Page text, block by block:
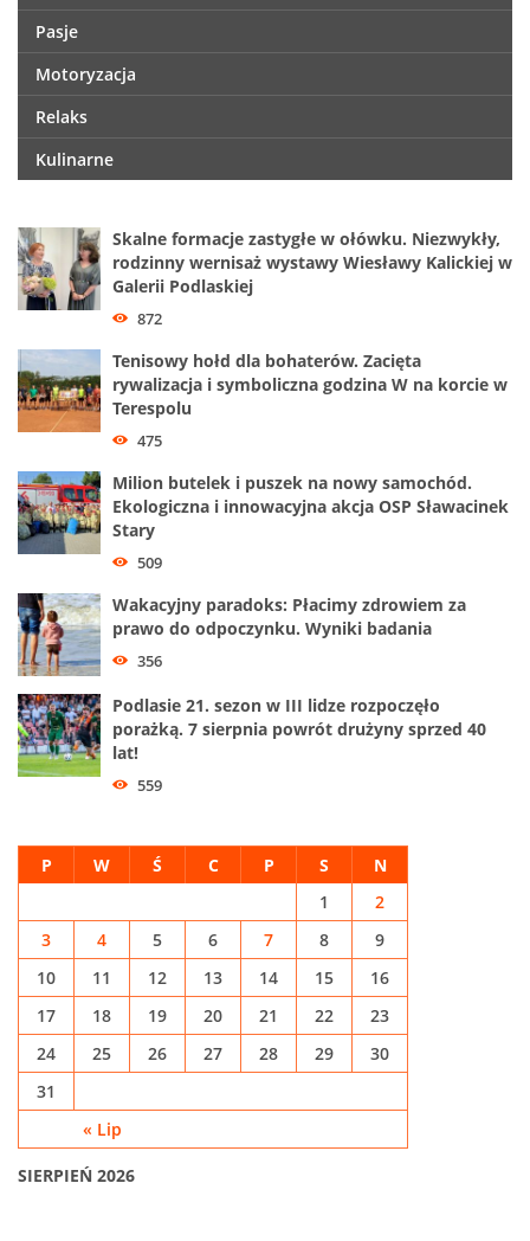
Pasje
Motoryzacja
Relaks
Kulinarne
Skalne formacje zastygłe w ołówku. Niezwykły,
rodzinny wernisaż wystawy Wiesławy Kalickiej w
Galerii Podlaskiej
872
Tenisowy hołd dla bohaterów. Zacięta
rywalizacja i symboliczna godzina W na korcie w
Terespolu
475
Milion butelek i puszek na nowy samochód.
Ekologiczna i innowacyjna akcja OSP Sławacinek
Stary
509
Wakacyjny paradoks: Płacimy zdrowiem za
prawo do odpoczynku. Wyniki badania
356
Podlasie 21. sezon w III lidze rozpoczęło
porażką. 7 sierpnia powrót drużyny sprzed 40
lat!
559
SIERPIEŃ 2026
P W Ś C P S N
« Lip
1
2
3
4 5 6 7 8
9
10
11 12 13 14 15
16
17
18 19 20 21 22
23
24
25 26 27 28 29
30
31